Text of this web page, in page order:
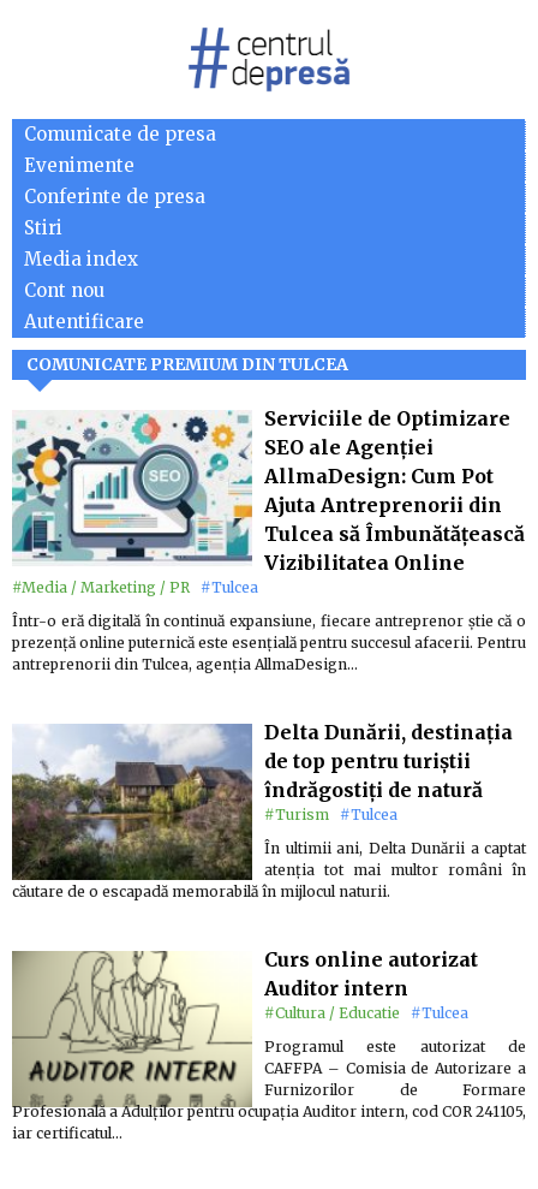
Comunicate de presa
Evenimente
Conferinte de presa
Stiri
Media index
Cont nou
Autentificare
COMUNICATE PREMIUM DIN TULCEA
Serviciile de Optimizare
SEO ale Agenției
AllmaDesign: Cum Pot
Ajuta Antreprenorii din
Tulcea să Îmbunătățească
Vizibilitatea Online
#Media / Marketing / PR #Tulcea
Într-o eră digitală în continuă expansiune, fiecare antreprenor știe că o
prezență online puternică este esențială pentru succesul afacerii. Pentru
antreprenorii din Tulcea, agenția AllmaDesign…
Delta Dunării, destinația
de top pentru turiștii
îndrăgostiți de natură
#Turism #Tulcea
În ultimii ani, Delta Dunării a captat
atenția tot mai multor români în
căutare de o escapadă memorabilă în mijlocul naturii.
Curs online autorizat
Auditor intern
#Cultura / Educatie
#Tulcea
Programul este autorizat de
CAFFPA – Comisia de Autorizare a
Furnizorilor de Formare
Profesională a Adulţilor pentru ocupaţia Auditor intern, cod COR 241105,
iar certificatul…